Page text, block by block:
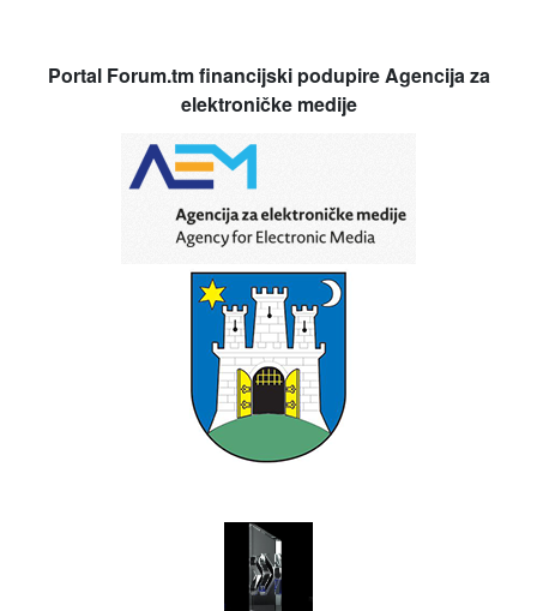
Portal Forum.tm financijski podupire Agencija za
elektroničke medije